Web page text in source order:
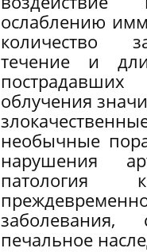
ослаблению
количество
течение и
облучения
необычные
нарушения
патология
печальное